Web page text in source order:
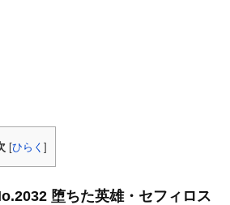
[ひらく ]
堕ちた英雄・セフィロス